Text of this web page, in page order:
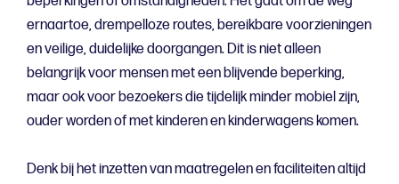
ernaartoe, drempelloze routes, bereikbare voorzieningen
en veilige, duidelijke doorgangen. Dit is niet alleen
belangrijk voor mensen met een blijvende beperking,
maar ook voor bezoekers die tijdelijk minder mobiel zijn,
ouder worden of met kinderen en kinderwagens komen.
Denk bij het inzetten van maatregelen en faciliteiten altijd